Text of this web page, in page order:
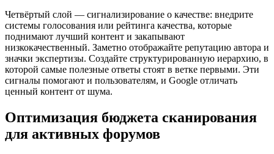
Четвёртый слой — сигнализирование о качестве: внедрите
системы голосования или рейтинга качества, которые
поднимают лучший контент и закапывают
низкокачественный. Заметно отображайте репутацию автора и
значки экспертизы. Создайте структурированную иерархию, в
которой самые полезные ответы стоят в ветке первыми. Эти
сигналы помогают и пользователям, и Google отличать
ценный контент от шума.
Оптимизация бюджета сканирования
для активных форумов